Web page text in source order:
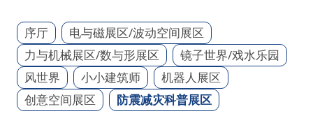
序厅
电与磁展区/波动空间展区
力与机械展区/数与形展区
镜子世界/戏水乐园
风世界
小小建筑师
机器人展区
创意空间展区
防震减灾科普展区